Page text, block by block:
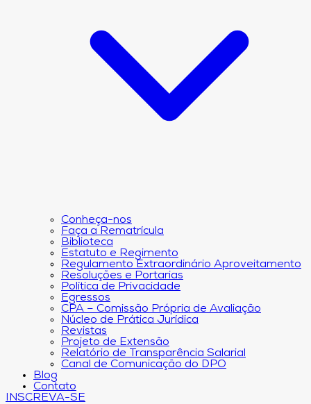
Conheça-nos
Faça a Rematrícula
Biblioteca
Estatuto e Regimento
Regulamento Extraordinário Aproveitamento
Resoluções e Portarias
Política de Privacidade
Egressos
CPA – Comissão Própria de Avaliação
Núcleo de Prática Jurídica
Revistas
Projeto de Extensão
Relatório de Transparência Salarial
Canal de Comunicação do DPO
Blog
Contato
INSCREVA-SE